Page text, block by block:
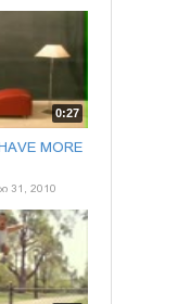
0:27
MORE
31, 2010